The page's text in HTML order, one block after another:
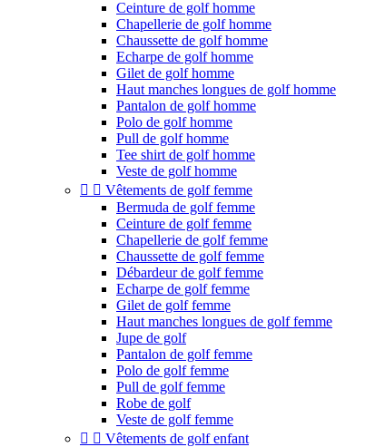
Ceinture de golf homme
Chapellerie de golf homme
Chaussette de golf homme
Echarpe de golf homme
Gilet de golf homme
Haut manches longues de golf homme
Pantalon de golf homme
Polo de golf homme
Pull de golf homme
Tee shirt de golf homme
Veste de golf homme
  Vêtements de golf femme
Bermuda de golf femme
Ceinture de golf femme
Chapellerie de golf femme
Chaussette de golf femme
Débardeur de golf femme
Echarpe de golf femme
Gilet de golf femme
Haut manches longues de golf femme
Jupe de golf
Pantalon de golf femme
Polo de golf femme
Pull de golf femme
Robe de golf
Veste de golf femme
  Vêtements de golf enfant